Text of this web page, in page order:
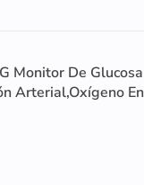
Monitor De
Arterial,Oxígeno